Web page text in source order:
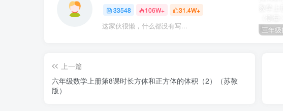
33548 106W+ 31.4W+
这家伙很懒，什么都没有写...
上一篇
六年级数学上册第8课时长方体和正方体的体积（2）（苏教
版）